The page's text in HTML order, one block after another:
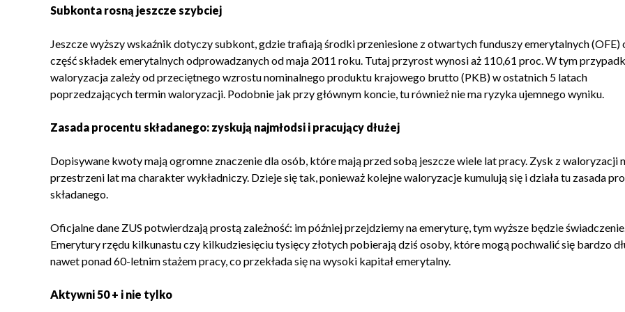
Subkonta rosną jeszcze szybciej
Jeszcze wyższy wskaźnik dotyczy subkont, gdzie trafiają środki przeniesione z otwartych funduszy emerytalnych (OFE)
część składek emerytalnych odprowadzanych od maja 2011 roku. Tutaj przyrost wynosi aż 110,61 proc. W tym
waloryzacja zależy od przeciętnego wzrostu nominalnego produktu krajowego brutto (PKB) w ostatnich 5 latach
poprzedzających termin waloryzacji. Podobnie jak przy głównym koncie, tu również nie ma ryzyka ujemnego wyniku.
Zasada procentu składanego: zyskują najmłodsi i pracujący dłużej
Dopisywane kwoty mają ogromne znaczenie dla osób, które mają przed sobą jeszcze wiele lat pracy. Zysk z waloryzacji
przestrzeni lat ma charakter wykładniczy. Dzieje się tak, ponieważ kolejne waloryzacje kumulują się i działa tu zasada
składanego.
Oficjalne dane ZUS potwierdzają prostą zależność: im później przejdziemy na emeryturę, tym wyższe będzie świadczenie.
Emerytury rzędu kilkunastu czy kilkudziesięciu tysięcy złotych pobierają dziś osoby, które mogą pochwalić się bardzo
nawet ponad 60-letnim stażem pracy, co przekłada się na wysoki kapitał emerytalny.
Aktywni 50 + i nie tylko